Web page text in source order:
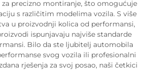
precizno montiranje, što omogućuje
s različitim modelima vozila. S više
u proizvodnji kolica od performansi,
ispunjavaju najviše standarde
Bilo da ste ljubitelj automobila
svog vozila ili profesionalni
rješenja za svoj posao, naši četkici